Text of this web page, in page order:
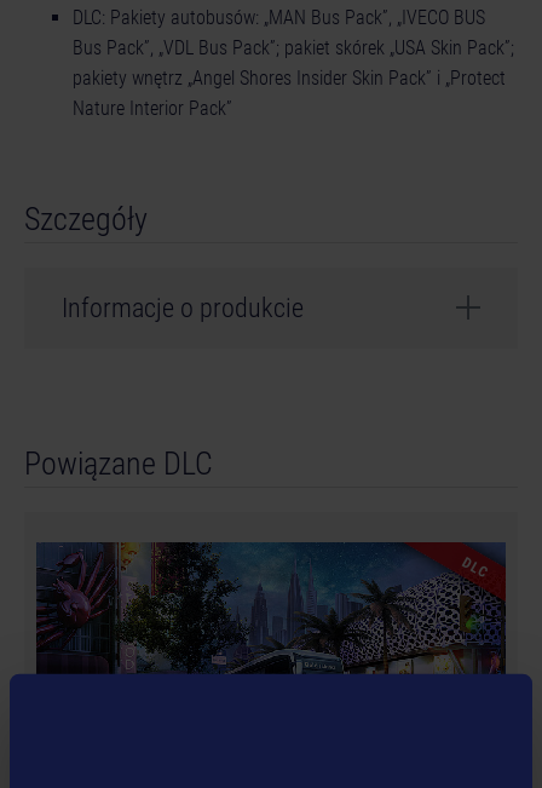
DLC: Pakiety autobusów: „MAN Bus Pack”, „IVECO BUS
Bus Pack”, „VDL Bus Pack”; pakiet skórek „USA Skin Pack”;
pakiety wnętrz „Angel Shores Insider Skin Pack” i „Protect
Nature Interior Pack”
Szczegóły
Informacje o produkcie
Powiązane DLC
DLC